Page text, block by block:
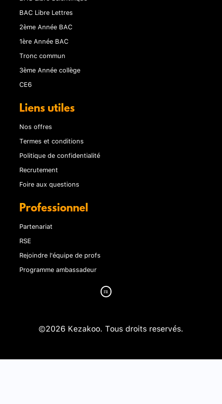
BAC Libre Lettres
2ème Année BAC
1ère Année BAC
Tronc commun
3ème Année collège
CE6
Liens utiles
Nos offres
Termes et conditions
Politique de confidentialité
Recrutement
Foire aux questions
Professionnel
Partenariat
RSE
Rejoindre l'équipe de profs
Programme ambassadeur
©2026 Kezakoo. Tous droits reservés.